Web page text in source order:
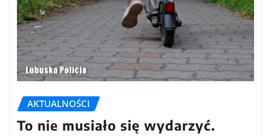
AKTUALNOŚCI
To nie musiało się wydarzyć.